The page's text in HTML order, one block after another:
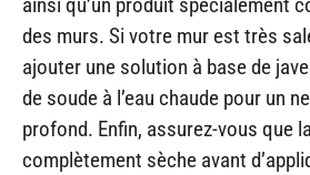
ainsi qu’un produit spécialement
des murs. Si votre mur est très
ajouter une solution à base de
de soude à l’eau chaude pour un
profond. Enfin, assurez-vous que
complètement sèche avant